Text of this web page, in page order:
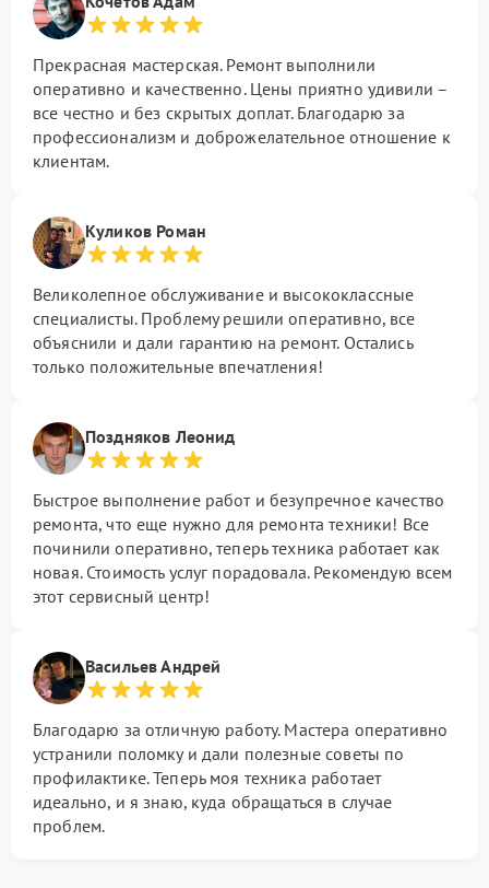
Прекрасная мастерская. Ремонт выполнили
оперативно и качественно. Цены приятно удивили –
все честно и без скрытых доплат. Благодарю за
профессионализм и доброжелательное отношение к
клиентам.
Куликов Роман
Великолепное обслуживание и высококлассные
специалисты. Проблему решили оперативно, все
объяснили и дали гарантию на ремонт. Остались
только положительные впечатления!
Поздняков Леонид
Быстрое выполнение работ и безупречное качество
ремонта, что еще нужно для ремонта техники! Все
починили оперативно, теперь техника работает как
новая. Стоимость услуг порадовала. Рекомендую всем
этот сервисный центр!
Васильев Андрей
Благодарю за отличную работу. Мастера оперативно
устранили поломку и дали полезные советы по
профилактике. Теперь моя техника работает
идеально, и я знаю, куда обращаться в случае
проблем.